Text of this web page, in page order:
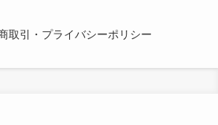
取引・プライバシーポリシー